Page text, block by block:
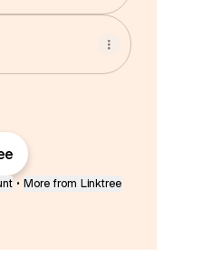
• More from Linktree